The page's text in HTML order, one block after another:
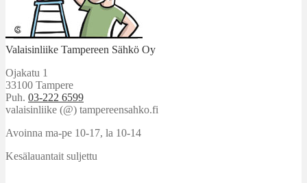
Valaisinliike Tampereen Sähkö Oy
Ojakatu 1
33100 Tampere
Puh. 03-222 6599
valaisinliike (@) tampereensahko.fi
Avoinna ma-pe 10-17, la 10-14
Kesälauantait suljettu